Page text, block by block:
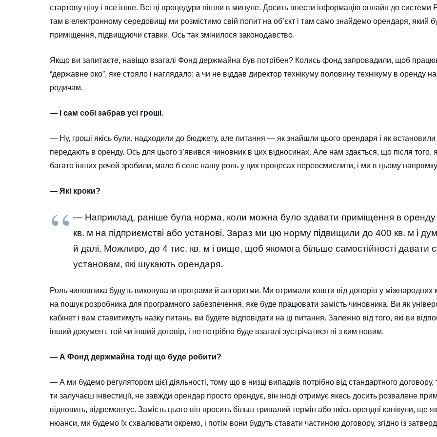
стартову ціну і все інше. Всі ці процедури пішли в минуле. Досить внести інформацію онлайн до системи
там в електронному середовищі ми розмістимо свій попит на об’єкт і там само знайдемо орендаря, який
приміщення, підвищуючи ставки. Ось так змінилося законодавство.
Якщо ви запитаєте, навіщо взагалі Фонд держмайна був потрібен? Колись фонд запровадили, щоб
“державне око”, яке стояло і наглядало: а чи не віддав директор технікуму половину технікуму в оренду
родичам.
— І сам собі забрав усі гроші.
— Ну, гроші якісь були, надходили до бюджету, але питання — як знайшли цього орендаря і як встановили
передають в оренду. Ось для цього з’явився чиновник в цих відносинах. Але нам здається, що після того,
багато інших речей зробили, мало б сенс нашу роль у цих процесах переосмислити, і ми в цьому
— Які кроки?
— Наприклад, раніше була норма, коли можна було здавати приміщення в
кв. м на підприємстві або установі. Зараз ми цю норму підвищили до 400 кв. м і
й далі. Можливо, до 4 тис. кв. м і вище, щоб якомога більше самостійності давати
установам, які шукають орендаря.
Роль чиновника будуть виконувати програми й алгоритми. Ми отримали кошти від донорів у
на пошук розробника для програмного забезпечення, яке буде працювати замість чиновника. Ви як
кабінет і вам ставитимуть назку питань, ви будете відповідати на ці питання. Залежно від того, які ви
інший документ, той чи інший договір, і не потрібно буде взагалі зустрічатися ні з ким новим.
— А Фонд держмайна тоді що буде робити?
— А ми будемо регулятором цієї діяльності, тому що в низці випадків потрібно від стандартного
ти залучаєш інвестиції, не завжди орендар просто орендує, він іноді отримує якесь досить розвалене
відновить, відремонтує. Замість цього він просить більш тривалий термін або якісь орендні канікули, ще
нюанси, ми будемо їх схвалювати окремо, і потім вони будуть ставати частиною договору, згідно із